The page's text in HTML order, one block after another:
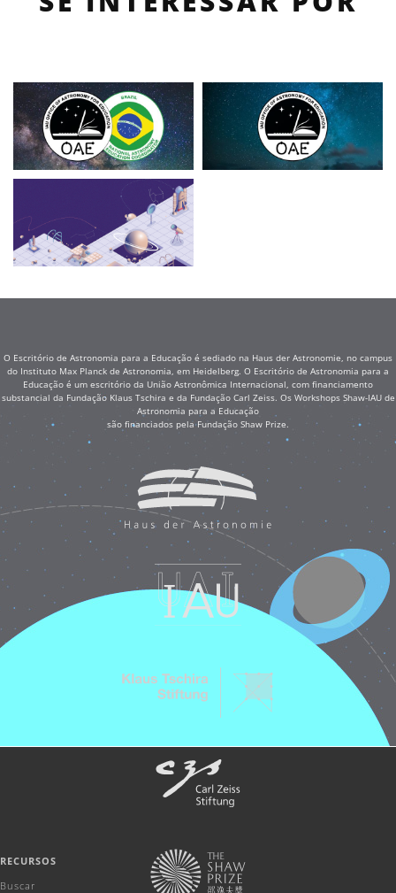
O Escritório de Astronomia para a Educação é sediado na Haus der Astronomie, no campus
do Instituto Max Planck de Astronomia, em Heidelberg. O Escritório de Astronomia para a
Educação é um escritório da União Astronômica Internacional, com financiamento
substancial da Fundação Klaus Tschira e da Fundação Carl Zeiss. Os Workshops Shaw-IAU de
Astronomia para a Educação
são financiados pela Fundação Shaw Prize.
RECURSOS
Buscar